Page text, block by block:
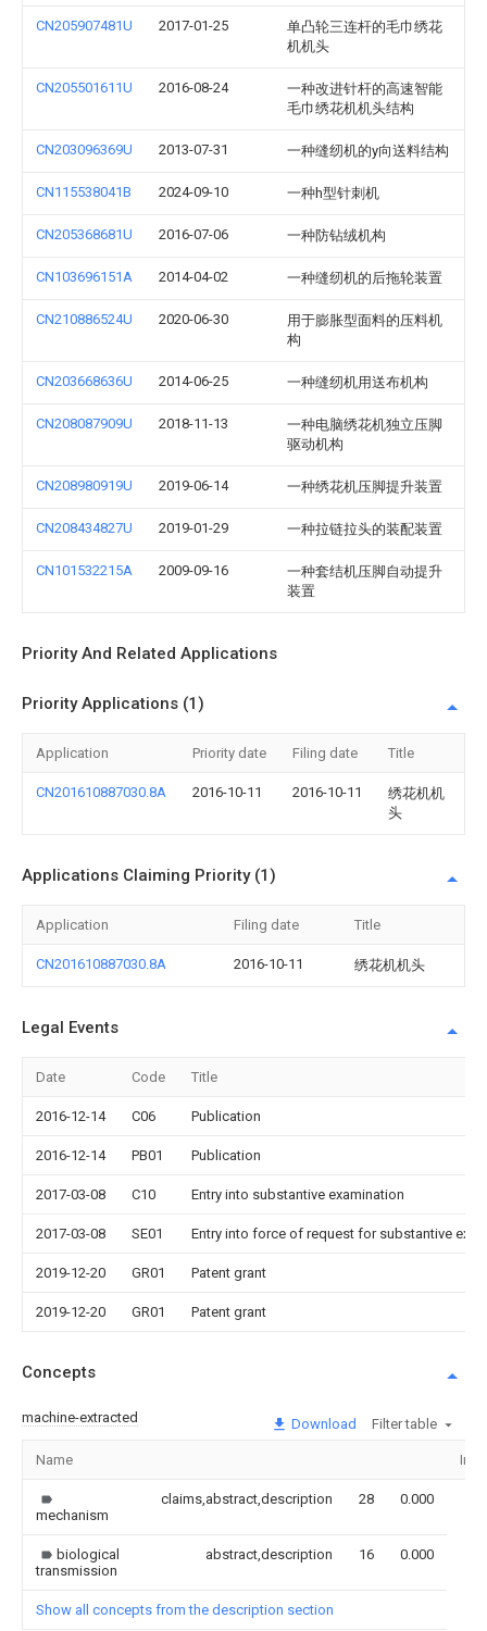
CN205907481U 2017-01-25
单凸轮三连杆的毛巾绣花
机机头
CN205501611U 2016-08-24
一种改进针杆的高速智能
毛巾绣花机机头结构
CN203096369U 2013-07-31 一种缝纫机的y向送料结构
CN115538041B 2024-09-10 一种h型针刺机
CN205368681U 2016-07-06 一种防钻绒机构
CN103696151A 2014-04-02 一种缝纫机的后拖轮装置
CN210886524U 2020-06-30
用于膨胀型面料的压料机
构
CN203668636U 2014-06-25 一种缝纫机用送布机构
CN208087909U 2018-11-13
一种电脑绣花机独立压脚
驱动机构
CN208980919U 2019-06-14 一种绣花机压脚提升装置
CN208434827U 2019-01-29 一种拉链拉头的装配装置
CN101532215A 2009-09-16
一种套结机压脚自动提升
装置
Priority And Related Applications
Priority Applications (1)
Application Priority date Filing date Title
CN201610887030.8A 2016-10-11 2016-10-11
绣花机机
头
Applications Claiming Priority (1)
Application Filing date Title
CN201610887030.8A 2016-10-11 绣花机机头
Legal Events
Date Code Title
2016-12-14 C06 Publication
2016-12-14 PB01 Publication
2017-03-08 C10 Entry into substantive examination
2017-03-08 SE01 Entry into force of request for substantive
2019-12-20 GR01 Patent grant
2019-12-20 GR01 Patent grant
Concepts
machine-extracted Download Filter table
Name
mechanism
claims,abstract,description 28 0.000
biological
transmission
abstract,description 16 0.000
Show all concepts from the description section